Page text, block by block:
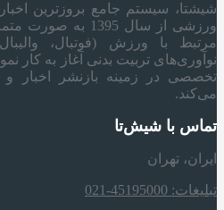
شیشتا، سیستم جامع بروزترین
ورزشی از سال 1395
مرتبط با ورزش (فوتبال،
نوآوری‌های تربیت بدنی آغاز به کار
تخصصی در زمینه بازنشر اخبار و
می‌کند.
تماس با شیش‌تا
ایران، تهران
تبلیغات: 45195000-021